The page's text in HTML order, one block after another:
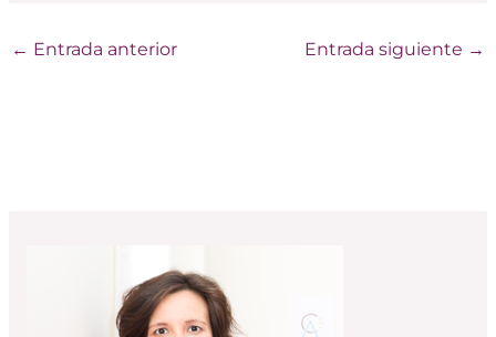
← Entrada anterior Entrada siguiente →